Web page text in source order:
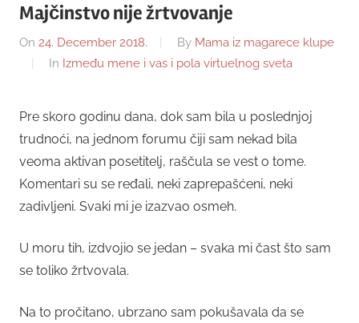
Majčinstvo nije žrtvovanje
On 24. December 2018. By Mama iz magarece klupe
In Između mene i vas i pola virtuelnog sveta
Pre skoro godinu dana, dok sam bila u poslednjoj
trudnoći, na jednom forumu čiji sam nekad bila
veoma aktivan posetitelj, raščula se vest o tome.
Komentari su se ređali, neki zaprepašćeni, neki
zadivljeni. Svaki mi je izazvao osmeh.
U moru tih, izdvojio se jedan – svaka mi čast što sam
se toliko žrtvovala.
Na to pročitano, ubrzano sam pokušavala da se